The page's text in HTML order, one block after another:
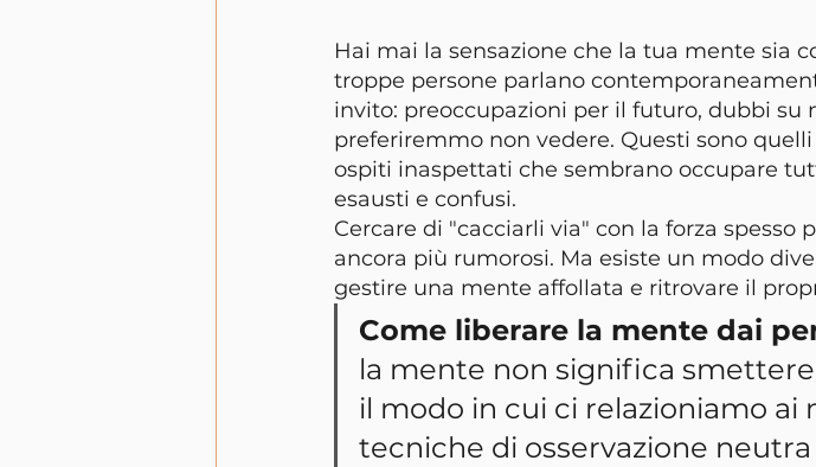
Hai mai la sensazione che la tua mente sia
troppe persone parlano
invito: preoccupazioni per il futuro, dubbi su
preferiremmo non vedere. Questi sono
ospiti inaspettati che sembrano occupare
esausti e confusi.
Cercare di "cacciarli via" con la forza
ancora più rumorosi. Ma esiste un modo
gestire una mente affollata e ritrovare il
Come liberare la mente dai
la mente non significa
il modo in cui ci relazioniamo ai
tecniche di osservazione